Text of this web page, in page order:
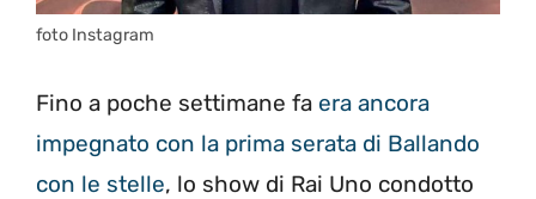
foto Instagram
Fino a poche settimane fa era ancora
impegnato con la prima serata di Ballando
con le stelle, lo show di Rai Uno condotto